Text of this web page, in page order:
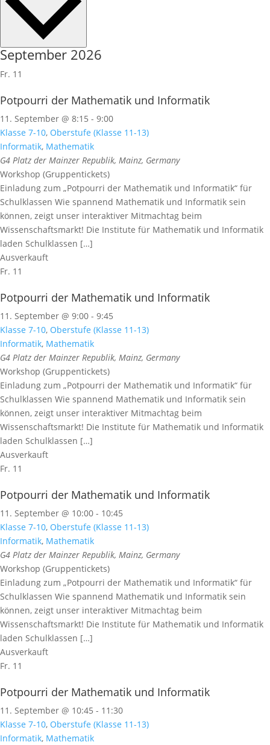
September 2026
Fr. 11
Potpourri der Mathematik und Informatik
11. September @ 8:15 - 9:00
Klasse 7-10, Oberstufe (Klasse 11-13)
Informatik, Mathematik
G4 Platz der Mainzer Republik, Mainz, Germany
Workshop (Gruppentickets)
Einladung zum „Potpourri der Mathematik und Informatik“ für
Schulklassen Wie spannend Mathematik und Informatik sein
können, zeigt unser interaktiver Mitmachtag beim
Wissenschaftsmarkt! Die Institute für Mathematik und Informatik
laden Schulklassen […]
Ausverkauft
Fr. 11
Potpourri der Mathematik und Informatik
11. September @ 9:00 - 9:45
Klasse 7-10, Oberstufe (Klasse 11-13)
Informatik, Mathematik
G4 Platz der Mainzer Republik, Mainz, Germany
Workshop (Gruppentickets)
Einladung zum „Potpourri der Mathematik und Informatik“ für
Schulklassen Wie spannend Mathematik und Informatik sein
können, zeigt unser interaktiver Mitmachtag beim
Wissenschaftsmarkt! Die Institute für Mathematik und Informatik
laden Schulklassen […]
Ausverkauft
Fr. 11
Potpourri der Mathematik und Informatik
11. September @ 10:00 - 10:45
Klasse 7-10, Oberstufe (Klasse 11-13)
Informatik, Mathematik
G4 Platz der Mainzer Republik, Mainz, Germany
Workshop (Gruppentickets)
Einladung zum „Potpourri der Mathematik und Informatik“ für
Schulklassen Wie spannend Mathematik und Informatik sein
können, zeigt unser interaktiver Mitmachtag beim
Wissenschaftsmarkt! Die Institute für Mathematik und Informatik
laden Schulklassen […]
Ausverkauft
Fr. 11
Potpourri der Mathematik und Informatik
11. September @ 10:45 - 11:30
Klasse 7-10, Oberstufe (Klasse 11-13)
Informatik, Mathematik